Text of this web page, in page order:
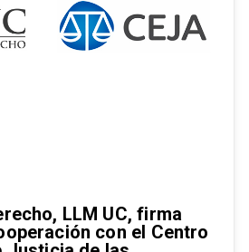
LLM UC, firma
con el Centro